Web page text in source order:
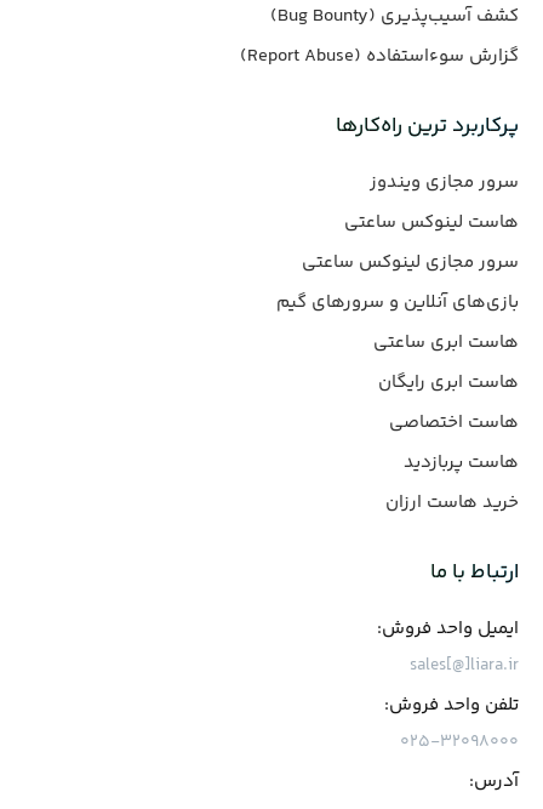
کشف آسیب‌پذیری (Bug Bounty)
گزارش سوءاستفاده (Report Abuse)
پرکاربرد ترین راه‌کارها
سرور مجازی ویندوز
هاست لینوکس ساعتی
سرور مجازی لینوکس ساعتی
بازی‌های آنلاین و سرورهای گیم
هاست ابری ساعتی
هاست ابری رایگان
هاست اختصاصی
هاست پربازدید
خرید هاست ارزان
ارتباط با ما
ایمیل واحد فروش:
sales[@]liara.ir
تلفن واحد فروش:
۰۲۵-۳۲۰۹۸۰۰۰
آدرس: